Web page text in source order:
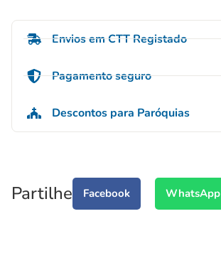
Envios em CTT Registado
Pagamento seguro
Descontos para Paróquias
Partilhe Facebook WhatsApp